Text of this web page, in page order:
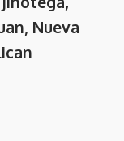
Nueva